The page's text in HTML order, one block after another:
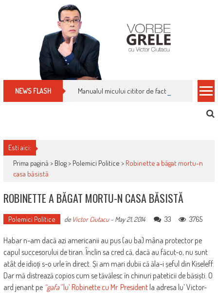
NEWS FLASH Manualul micului cititor de facturi: nu plăti
Esti aici:
Prima pagină > Blog> Polemici Politice > Robinette a băgat mortu-n
casa băsistă
ROBINETTE A BĂGAT MORTU-N CASA BĂSISTĂ
Polemici Politice de Victor Ciutacu- May 21, 2014 33 3765
Habar n-am dacă azi americanii au pus (au ba) mâna protector pe
capul succesorului de tiran. Înclin sa cred că, dacă au făcut-o, nu sunt
atât de idioți s-o urle în direct. Și am mari dubii că ăla-i șeful din Kiseleff.
Dar mă distrează copios cum se tăvălesc în chinuri pateticii de băsiști. O
ard jenant pe “gafa”lu’ Robinette cu Mr. Presidentla adresa lu’ Victor-